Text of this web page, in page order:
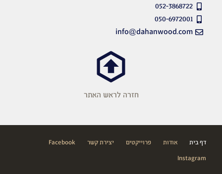
052-3868722
050-6972001
info@dahanwood.com
חזרה לראש האתר
דף בית אודות פרוייקטים יצירת קשר
Facebook
Instagram